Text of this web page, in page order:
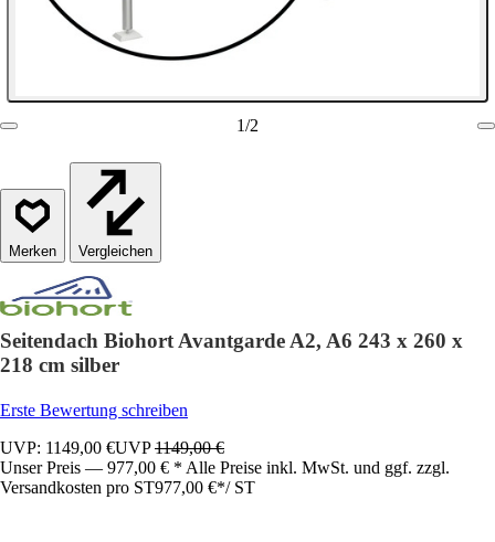
1/2
Vergleichen
Seitendach Biohort Avantgarde A2, A6 243 x 260 x
218 cm silber
Erste Bewertung schreiben
UVP: 1149,00 €UVP1149,00 €
Unser Preis — 977,00 € * Alle Preise inkl. MwSt. und ggf. zzgl.
Versandkosten pro ST977,00 €*/ ST